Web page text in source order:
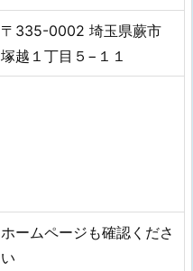
〒335-0002 埼玉県蕨市
塚越１丁目５−１１
ホームページも確認くださ
い